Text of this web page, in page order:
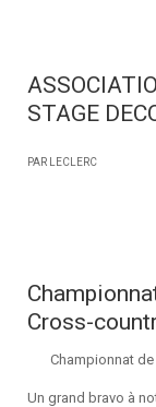
STAGE
PAR LECLERC
Cross-
Championnat de
Un grand bravo à